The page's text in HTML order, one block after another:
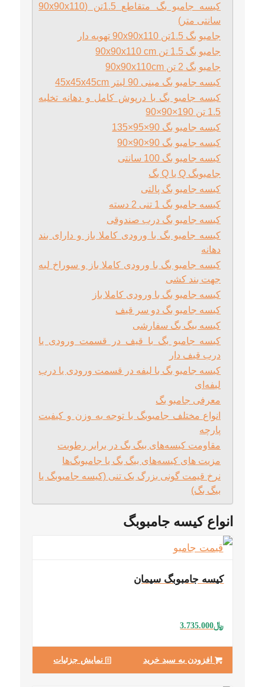
کیسه جامبو بگ متقاطع 1.5تن (90x90x110
سانتی متر)
جامبو بگ 1.5تن 90x90x110 تهویه‌ دار
جامبو بگ 1.5 تن 90x90x110 cm
جامبو بگ 2 تن 90x90x110cm
کیسه جامبو بگ مینی 90 لیتر 45x45x45cm
کیسه جامبو بگ با درپوش کامل و دهانه تخلیه
1.5 تن 190×90×90
کیسه جامبو بگ 90×95×135
کیسه جامبو بگ 90×90×90
کیسه جامبو بگ 100 سانتی
جامبوبگ Q یا Q بگ
کیسه جامبو بگ پالتی
کیسه جامبو بگ 1 تنی 2 دسته
کیسه جامبو بگ درب صندوقی
کیسه جامبو بگ با ورودی کاملا باز و دارای بند
دهانه
کیسه جامبو بگ با ورودی کاملا باز و سوراخ لبه
جهت بند کشی
کیسه جامبو بگ با ورودی کاملا باز
کیسه جامبو بگ دو سر قیف
کیسه بیگ بگ سفارشی
کیسه جامبو بگ با قیف در قسمت ورودی یا
درب قیف دار
کیسه جامبو بگ با لیفه در قسمت ورودی یا درب
لیفه‌ای
معرفی جامبو بگ
انواع مختلف جامبوبگ با توجه به وزن و کیفیت
پارچه
مقاومت کیسه‌های بیگ بگ در برابر رطوبت
مزیت های کیسه‌های بیگ بگ یا جامبوبگ‌ها
نرخ قیمت گونی بزرگ یک تنی (کیسه جامبوبگ یا
بیگ بگ)
انواع کیسه جامبوبگ
کیسه جامبوبگ سیمان
﷼3.735.000
افزودن به سبد خرید نمایش جزئیات